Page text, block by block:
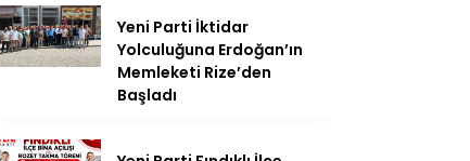
Yeni Parti İktidar
Yolculuğuna Erdoğan’ın
Memleketi Rize’den
Başladı